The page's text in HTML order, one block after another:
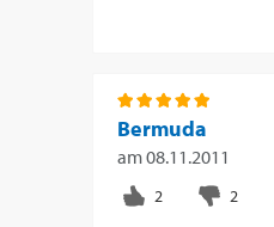
Bermuda
am08.11.2011